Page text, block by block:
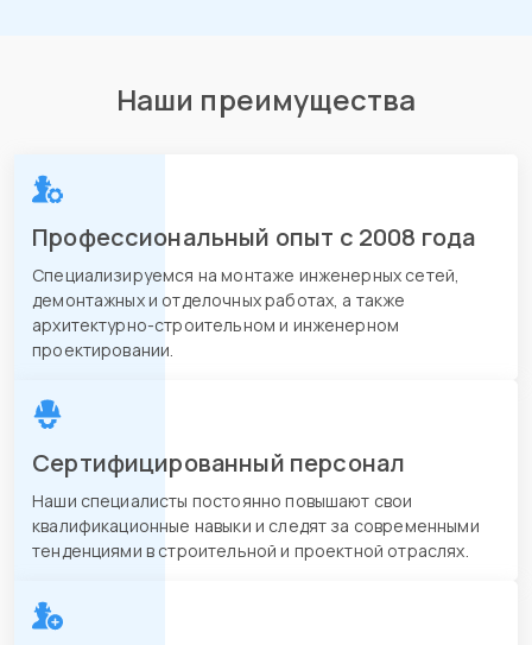
Наши преимущества
Профессиональный опыт с 2008 года
Специализируемся на монтаже инженерных сетей,
демонтажных и отделочных работах, а также
архитектурно-строительном и инженерном
проектировании.
Сертифицированный персонал
Наши специалисты постоянно повышают свои
квалификационные навыки и следят за современными
тенденциями в строительной и проектной отраслях.